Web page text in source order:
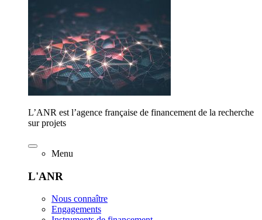
L’ANR est l’agence française de financement de la recherche
sur projets
Menu
L'ANR
Nous connaître
Engagements